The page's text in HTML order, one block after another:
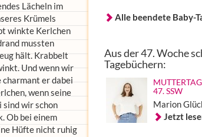
Lächeln im
Krümels
winkte Kerlchen
mussten
hält. Krabbelt
Und wenn wir
charmant er dabei
wenn seine
sind wir schon
Ob bei einem
Hüfte nicht ruhig
Alle beendete Baby-
Aus der 47. Woche
Tagebüchern:
47. SSW
Marion
Jetzt